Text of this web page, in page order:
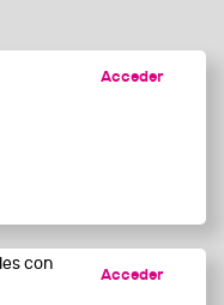
Acceder
con
Acceder